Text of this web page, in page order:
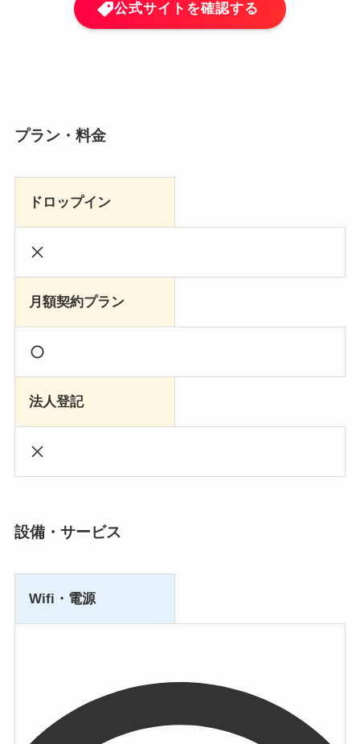
公式サイトを確認する
プラン・料金
ドロップイン
月額契約プラン
法人登記
設備・サービス
Wifi・電源